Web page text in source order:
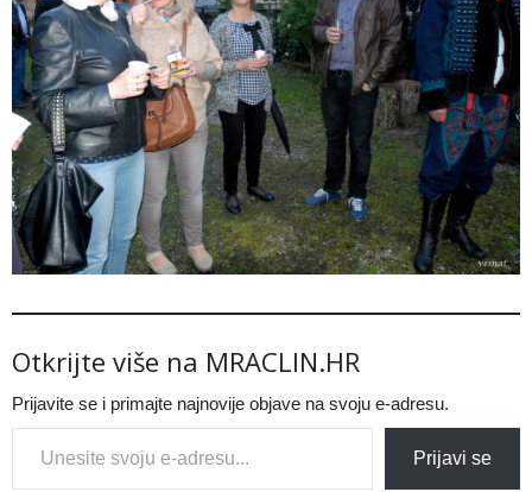
Otkrijte više na MRACLIN.HR
Prijavite se i primajte najnovije objave na svoju e-adresu.
Type your email…
Prijavi se